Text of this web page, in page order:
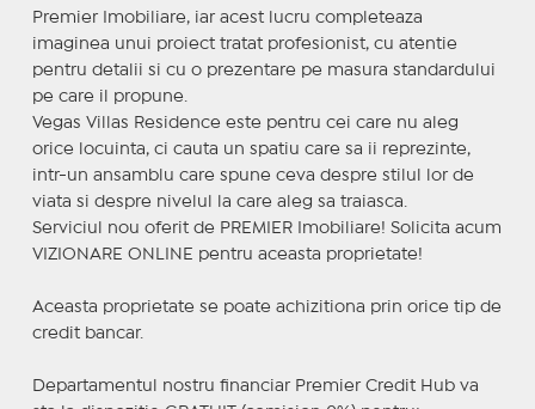
Premier Imobiliare, iar acest lucru completeaza
imaginea unui proiect tratat profesionist, cu atentie
pentru detalii si cu o prezentare pe masura standardului
pe care il propune.
Vegas Villas Residence este pentru cei care nu aleg
orice locuinta, ci cauta un spatiu care sa ii reprezinte,
intr-un ansamblu care spune ceva despre stilul lor de
viata si despre nivelul la care aleg sa traiasca.
Serviciul nou oferit de PREMIER Imobiliare! Solicita acum
VIZIONARE ONLINE pentru aceasta proprietate!
Aceasta proprietate se poate achizitiona prin orice tip de
credit bancar.
Departamentul nostru financiar Premier Credit Hub va